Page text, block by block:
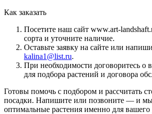
Как заказать
Посетите наш сайт www.art-
сорта и уточните наличие.
Оставьте заявку на сайте или
kalina1@list.ru.
При необходимости договоритесь о
для подбора растений и договора
Готовы помочь с подбором и рассчитать
посадки. Напишите или позвоните — и
оптимальные растения именно для вашего